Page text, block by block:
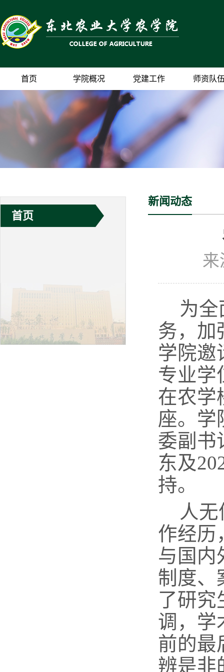
首页 学院概况 党建工作 师资队
首页
新闻动态
来
为
务，加
学院邀
专业学
在农学
座。学
委副书
东及
持。
人
作经历
与国内
制度、
了研究
调，学
前的最
辨是非